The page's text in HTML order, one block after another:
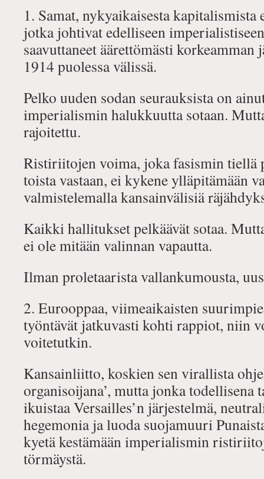
1. Samat, nykyaikaisesta
jotka johtivat edelliseen
saavuttaneet äärettömästi
1914 puolessa välissä.
Pelko uuden sodan seurauksista on
imperialismin halukkuutta sotaan.
rajoitettu.
Ristiriitojen voima, joka fasismin tiellä
toista vastaan, ei kykene ylläpitämään
valmistelemalla kansainvälisiä
Kaikki hallitukset pelkäävät sotaa.
ei ole mitään valinnan vapautta.
Ilman proletaarista vallankumousta,
2. Eurooppaa, viimeaikaisten
työntävät jatkuvasti kohti rappiot, niin
voitetutkin.
Kansainliitto, koskien sen virallista
organisoijana’, mutta jonka todellisena
ikuistaa Versailles’n järjestelmä,
hegemonia ja luoda suojamuuri
kyetä kestämään imperialismin
törmäystä.